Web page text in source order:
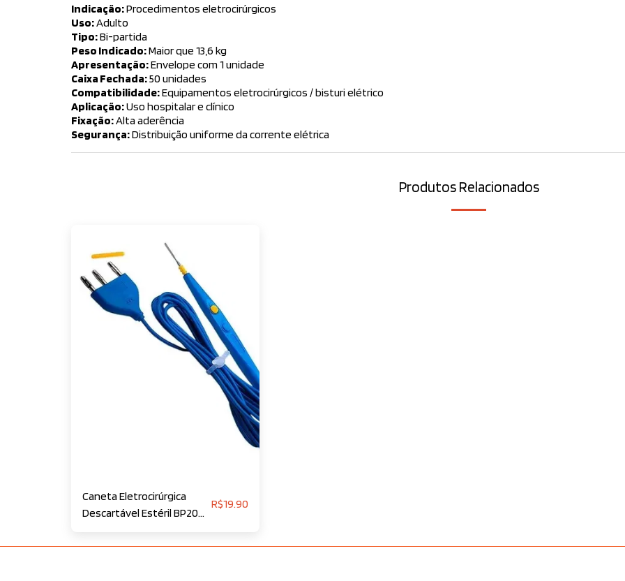
Indicação:Procedimentos eletrocirúrgicos
Uso:Adulto
Tipo:Bi-partida
Peso Indicado:Maior que 13,6 kg
Apresentação:Envelope com 1 unidade
Caixa Fechada:50 unidades
Compatibilidade:Equipamentos eletrocirúrgicos / bisturi elétrico
Aplicação:Uso hospitalar e clínico
Fixação:Alta aderência
Segurança:Distribuição uniforme da corrente elétrica
Produtos Relacionados
Caneta Eletrocirúrgica
Descartável Estéril BP20
R$19.90